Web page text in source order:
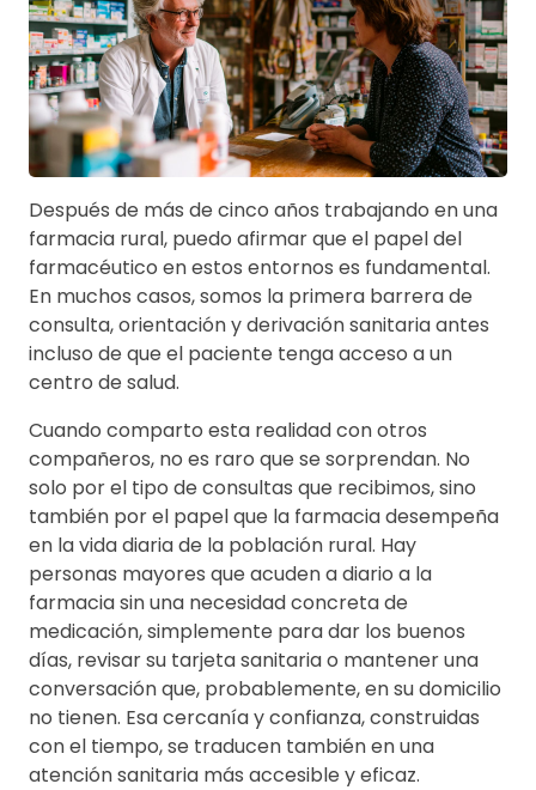
Después de más de cinco años trabajando en una
farmacia rural, puedo afirmar que el papel del
farmacéutico en estos entornos es fundamental.
En muchos casos, somos la primera barrera de
consulta, orientación y derivación sanitaria antes
incluso de que el paciente tenga acceso a un
centro de salud.
Cuando comparto esta realidad con otros
compañeros, no es raro que se sorprendan. No
solo por el tipo de consultas que recibimos, sino
también por el papel que la farmacia desempeña
en la vida diaria de la población rural. Hay
personas mayores que acuden a diario a la
farmacia sin una necesidad concreta de
medicación, simplemente para dar los buenos
días, revisar su tarjeta sanitaria o mantener una
conversación que, probablemente, en su domicilio
no tienen. Esa cercanía y confianza, construidas
con el tiempo, se traducen también en una
atención sanitaria más accesible y eficaz.